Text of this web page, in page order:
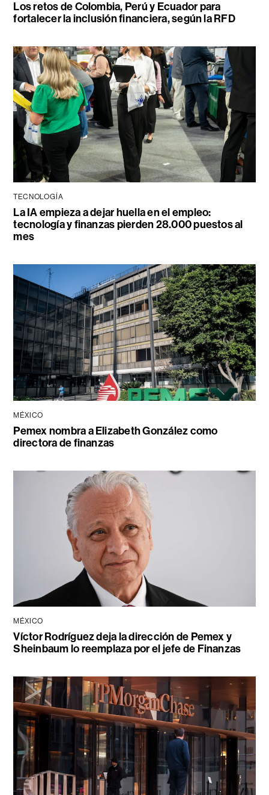
Los retos de Colombia, Perú y Ecuador para
fortalecer la inclusión financiera, según la RFD
TECNOLOGÍA
La IA empieza a dejar huella en el empleo:
tecnología y finanzas pierden 28.000 puestos al
mes
MÉXICO
Pemex nombra a Elizabeth González como
directora de finanzas
MÉXICO
Víctor Rodríguez deja la dirección de Pemex y
Sheinbaum lo reemplaza por el jefe de Finanzas